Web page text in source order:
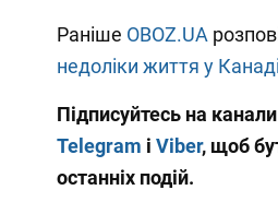
Раніше OBOZ.UA
недоліки життя у
Підписуйтесь на
Telegram і Viber, щоб
останніх подій.